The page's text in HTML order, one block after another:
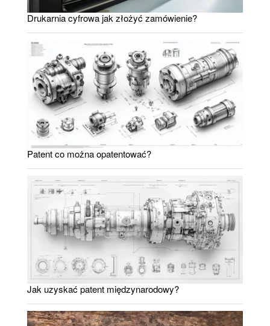
Drukarnia cyfrowa jak złożyć zamówienie?
Patent co można opatentować?
Jak uzyskać patent międzynarodowy?